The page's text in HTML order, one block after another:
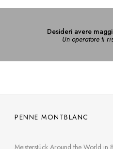
Desideri avere
Un operatore ti
PENNE MONTBLANC
Meisterstück Around the World in